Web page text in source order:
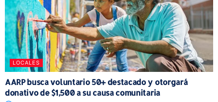
LOCALES
AARP busca voluntario 50+ destacado y otorgará
donativo de $1,500 a su causa comunitaria